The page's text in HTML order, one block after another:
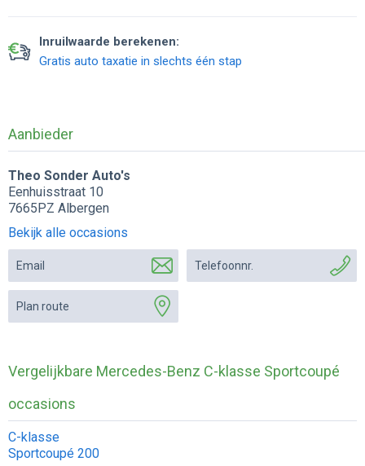
Inruilwaarde berekenen:
Gratis auto taxatie in slechts één stap
Aanbieder
Theo Sonder Auto's
Eenhuisstraat 10
7665PZ Albergen
Bekijk alle occasions
Email Telefoonnr.
Plan route
Vergelijkbare Mercedes-Benz C-klasse Sportcoupé
occasions
C-klasse
Sportcoupé 200